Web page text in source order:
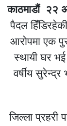
काठमाडौं २२
पैदल
आरोपमा एक
स्थायी घर
वर्षीय
जिल्ला प्रहरी